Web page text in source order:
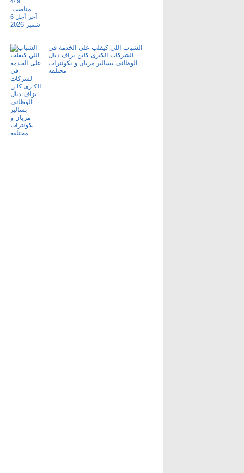
الشباب اللي كيقلب على الخدمة في
الشركات الكبرى كاين بزاف ديال
الوظائف بسالير مزيان و بكونترات
مختلفة